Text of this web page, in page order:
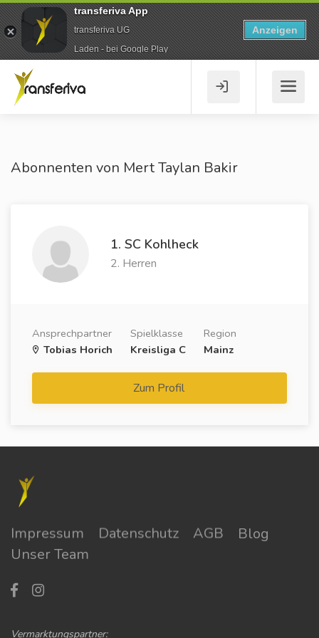
Abonnenten von Mert Taylan Bakir
1. SC Kohlheck
2. Herren
Ansprechpartner
Tobias Horich
Spielklasse
Kreisliga C
Region
Mainz
Zum Profil
Impressum Datenschutz AGB
Blog
Unser Team
Vermarktungspartner:
transferiva App
transferiva UG
Laden - bei Google Play
Anzeigen